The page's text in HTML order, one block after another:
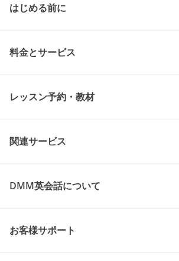
はじめる前に
料金とサービス
レッスン予約・教材
関連サービス
DMM英会話について
お客様サポート